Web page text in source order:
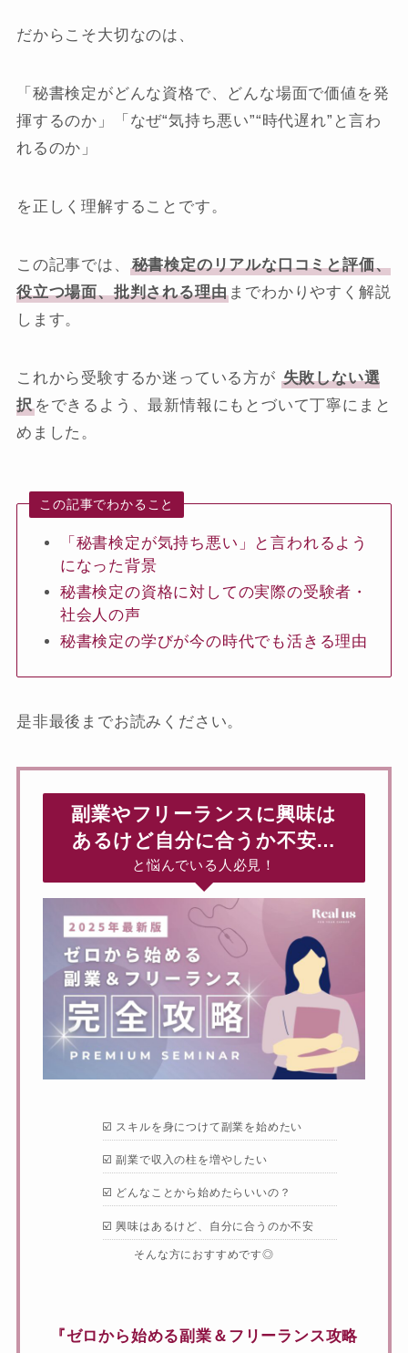
だからこそ大切なのは、
「秘書検定がどんな資格で、どんな場面で価値を発
揮するのか」「なぜ“気持ち悪い”“時代遅れ”と言わ
れるのか」
を正しく理解することです。
この記事では、
秘書検定のリアルな口コミと評価、
役立つ場面、批判される理由 までわかりやすく解説
します。
これから受験するか迷っている方が 失敗しない選
択をできるよう、最新情報にもとづいて丁寧にまと
めました。
この記事でわかること
「秘書検定が気持ち悪い」と言われるよう
になった背景
秘書検定の資格に対しての実際の受験者・
社会人の声
秘書検定の学びが今の時代でも活きる理由
是非最後までお読みください。
副業やフリーランスに興味は
あるけど自分に合うか不安…
と悩んでいる人必見！
☑️ スキルを身につけて副業を始めたい
☑️ 副業で収入の柱を増やしたい
☑️ どんなことから始めたらいいの？
☑️ 興味はあるけど、自分に合うのか不安
そんな方におすすめです◎
『ゼロから始める副業＆フリーランス攻略